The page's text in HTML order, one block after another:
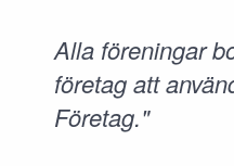
Alla föreningar
företag att
Företag."